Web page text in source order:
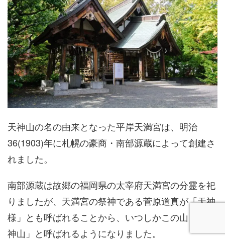
天神山の名の由来となった平岸天満宮は、明治
36(1903)年に札幌の豪商・南部源蔵によって創建さ
れました。
南部源蔵は故郷の福岡県の太宰府天満宮の分霊を祀
りましたが、天満宮の祭神である菅原道真が「天神
様」とも呼ばれることから、いつしかこの山も「天
神山」と呼ばれるようになりました。